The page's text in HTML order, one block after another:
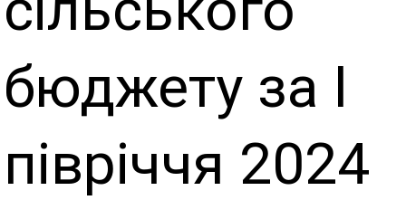
бюджету за І
півріччя 2024